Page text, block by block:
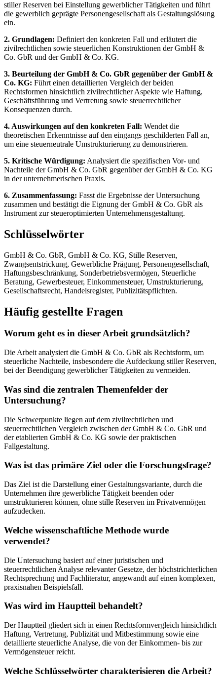
stiller Reserven bei Einstellung gewerblicher Tätigkeiten und führt
die gewerblich geprägte Personengesellschaft als Gestaltungslösung
ein.
2. Grundlagen: Definiert den konkreten Fall und erläutert die
zivilrechtlichen sowie steuerlichen Konstruktionen der GmbH &
Co. GbR und der GmbH & Co. KG.
3. Beurteilung der GmbH & Co. GbR gegenüber der GmbH &
Co. KG: Führt einen detaillierten Vergleich der beiden
Rechtsformen hinsichtlich zivilrechtlicher Aspekte wie Haftung,
Geschäftsführung und Vertretung sowie steuerrechtlicher
Konsequenzen durch.
4. Auswirkungen auf den konkreten Fall: Wendet die
theoretischen Erkenntnisse auf den eingangs geschilderten Fall an,
um eine steuerneutrale Umstrukturierung zu demonstrieren.
5. Kritische Würdigung: Analysiert die spezifischen Vor- und
Nachteile der GmbH & Co. GbR gegenüber der GmbH & Co. KG
in der unternehmerischen Praxis.
6. Zusammenfassung: Fasst die Ergebnisse der Untersuchung
zusammen und bestätigt die Eignung der GmbH & Co. GbR als
Instrument zur steueroptimierten Unternehmensgestaltung.
Schlüsselwörter
GmbH & Co. GbR, GmbH & Co. KG, Stille Reserven,
Zwangsentstrickung, Gewerbliche Prägung, Personengesellschaft,
Haftungsbeschränkung, Sonderbetriebsvermögen, Steuerliche
Beratung, Gewerbesteuer, Einkommensteuer, Umstrukturierung,
Gesellschaftsrecht, Handelsregister, Publizitätspflichten.
Häufig gestellte Fragen
Worum geht es in dieser Arbeit grundsätzlich?
Die Arbeit analysiert die GmbH & Co. GbR als Rechtsform, um
steuerliche Nachteile, insbesondere die Aufdeckung stiller Reserven,
bei der Beendigung gewerblicher Tätigkeiten zu vermeiden.
Was sind die zentralen Themenfelder der
Untersuchung?
Die Schwerpunkte liegen auf dem zivilrechtlichen und
steuerrechtlichen Vergleich zwischen der GmbH & Co. GbR und
der etablierten GmbH & Co. KG sowie der praktischen
Fallgestaltung.
Was ist das primäre Ziel oder die Forschungsfrage?
Das Ziel ist die Darstellung einer Gestaltungsvariante, durch die
Unternehmen ihre gewerbliche Tätigkeit beenden oder
umstrukturieren können, ohne stille Reserven im Privatvermögen
aufzudecken.
Welche wissenschaftliche Methode wurde
verwendet?
Die Untersuchung basiert auf einer juristischen und
steuerrechtlichen Analyse relevanter Gesetze, der höchstrichterlichen
Rechtsprechung und Fachliteratur, angewandt auf einen komplexen,
praxisnahen Beispielsfall.
Was wird im Hauptteil behandelt?
Der Hauptteil gliedert sich in einen Rechtsformvergleich hinsichtlich
Haftung, Vertretung, Publizität und Mitbestimmung sowie eine
detaillierte steuerliche Analyse, die von der Einkommen- bis zur
Vermögensteuer reicht.
Welche Schlüsselwörter charakterisieren die Arbeit?